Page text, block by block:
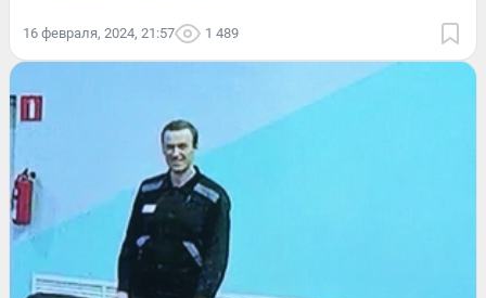
16 февраля, 2024, 21:57 1 489